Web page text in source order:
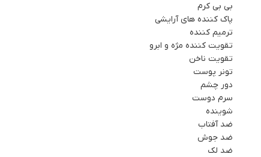
بی بی کرم
پاک کننده های آرایشی
ترمیم کننده
تقویت کننده مژه و ابرو
تقویت ناخن
تونر پوست
دور چشم
سرم دوست
شوینده
ضد آفتاب
ضد جوش
ضد لک